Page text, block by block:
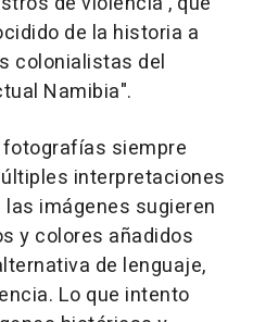
de la historia a
colonialistas del
Namibia".
siempre
interpretaciones
imágenes sugieren
y colores añadidos
de lenguaje,
Lo que intento